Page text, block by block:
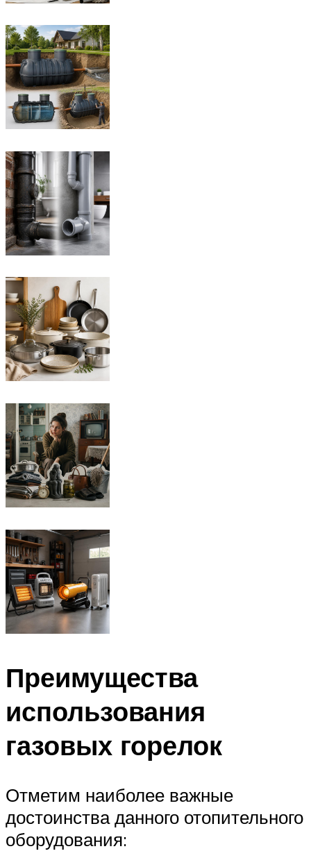
Преимущества
использования
газовых горелок
Отметим наиболее важные
достоинства данного отопительного
оборудования: